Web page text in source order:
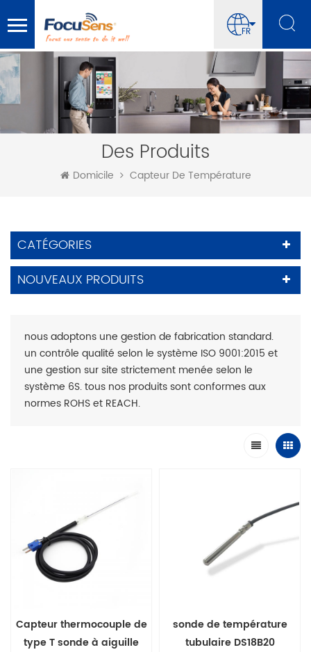
FR
Des Produits
Domicile Capteur De Température
CATÉGORIES
NOUVEAUX PRODUITS
nous adoptons une gestion de fabrication standard.
un contrôle qualité selon le système ISO 9001:2015 et
une gestion sur site strictement menée selon le
système 6S. tous nos produits sont conformes aux
normes ROHS et REACH.
Capteur thermocouple de
type T sonde à aiguille
sonde de température
tubulaire DS18B20